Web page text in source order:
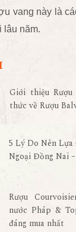
vang này là
lâu năm.
Giới thiệu
thức về Rượu
5 Lý Do Nên Lựa
Ngoại Đồng Nai
Rượu
nước Pháp &
đáng mua nhất